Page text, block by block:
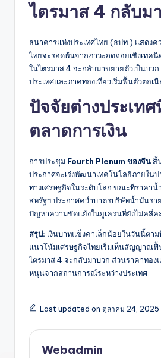
ไตรมาส 4 กลับม
ธนาคารแห่งประเทศไทย (ธปท.) แสดงค
ไทยจะรอดพ้นจากภาวะถดถอยเชิงเทคนิ
ในไตรมาส 4 จะกลับมาขยายตัวเป็นบว
ประเทศและภาคท่องเที่ยวเริ่มฟื้นตัวต่อเนื่
ปัจจัยต่างประเท
ตลาดการเงิน
การประชุม Fourth Plenum ของจีนสิ้
ประกาศจะเร่งพัฒนาเทคโนโลยีภายใน
ทางเศรษฐกิจในระดับโลก ขณะที่ราคา
สหรัฐฯ ประกาศคว่ำบาตรบริษัทน้ำมันรา
ปัญหาความขัดแย้งในยูเครนที่ยังไม่คลี่ค
สรุป: เงินบาทแข็งค่าเล็กน้อยในวันนี้ตา
แนวโน้มเศรษฐกิจไทยเริ่มเห็นสัญญาณฟื้
ไตรมาส 4 จะกลับมาบวก ส่วนราคาทอง
หนุนจากสถานการณ์ระหว่างประเทศ
Last updated on ตุลาคม 24, 2025
Webadmin